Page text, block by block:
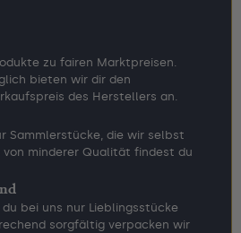
zu fairen Marktpreisen.
bieten wir dir den
des Herstellers an.
Sammlerstücke, die wir selbst
von minderer Qualität findest du
du bei uns nur Lieblingsstücke
sorgfältig verpacken wir